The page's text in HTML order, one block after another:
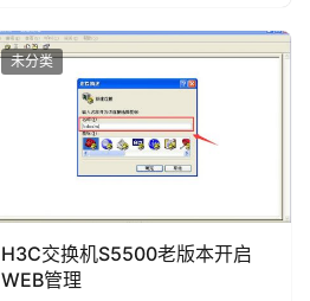
未分类
H3C交换机S5500老版本开启
WEB管理